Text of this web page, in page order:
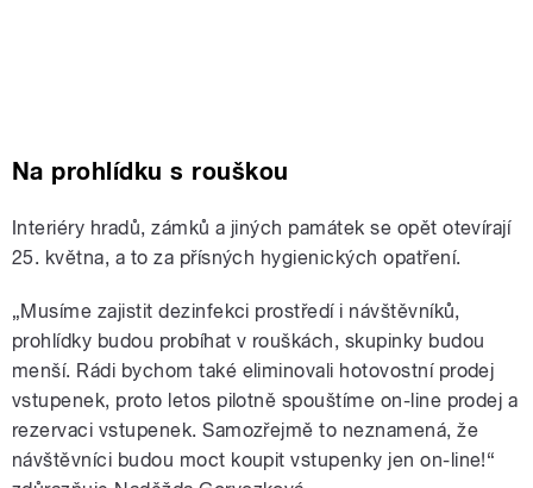
Na prohlídku s rouškou
Interiéry hradů, zámků a jiných památek se opět otevírají
25. května, a to za přísných hygienických opatření.
„Musíme zajistit dezinfekci prostředí i návštěvníků,
prohlídky budou probíhat v rouškách, skupinky budou
menší. Rádi bychom také eliminovali hotovostní prodej
vstupenek, proto letos pilotně spouštíme on-line prodej a
rezervaci vstupenek. Samozřejmě to neznamená, že
návštěvníci budou moct koupit vstupenky jen on-line!“